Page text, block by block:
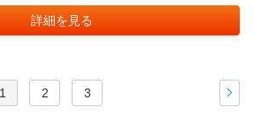
詳細を見る
1 2 3